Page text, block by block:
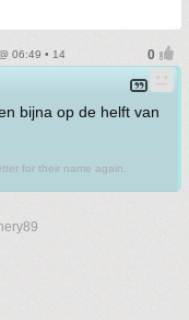
06:49 • 14
bijna op de helft van
for their name again.